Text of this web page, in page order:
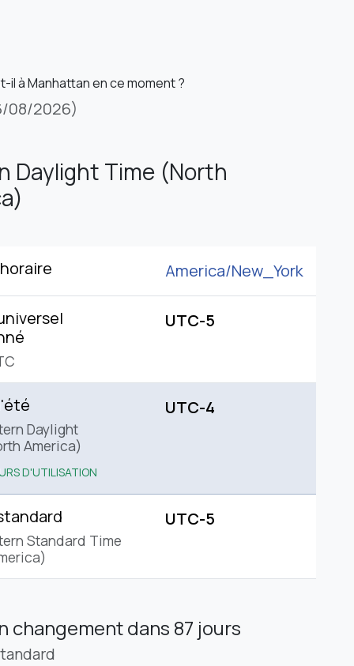
il à Manhattan en ce moment ?
08/2026)
Daylight Time (North
America/New_York
UTC-5
Daylight
America)
D'UTILISATION
UTC-4
Standard Time
UTC-5
changementdans 87 jours